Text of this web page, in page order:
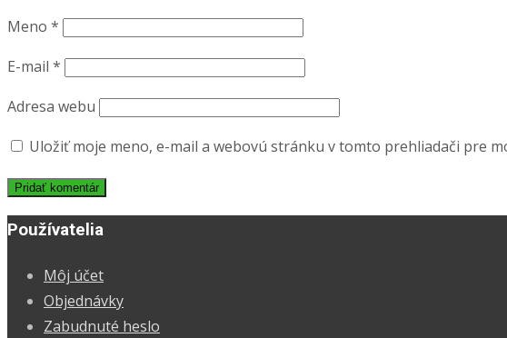
Meno *
E-mail *
Adresa webu
Uložiť moje meno, e-mail a webovú stránku v tomto prehliadači pre
Používatelia
Môj účet
Objednávky
Zabudnuté heslo